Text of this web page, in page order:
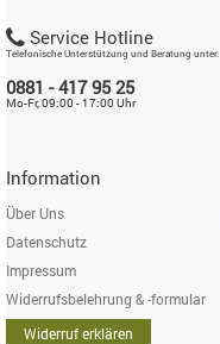
Service Hotline
Telefonische Unterstützung und Beratung unter:
0881 - 417 95 25
Mo-Fr, 09:00 - 17:00 Uhr
Information
Über Uns
Datenschutz
Impressum
Widerrufsbelehrung & -formular
Widerruf erklären